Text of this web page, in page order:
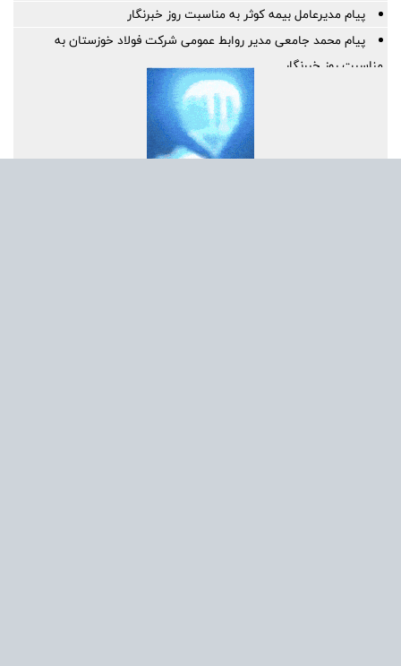
پیام مدیرعامل بیمه کوثر به مناسبت روز خبرنگار
پیام محمد جامعی مدیر روابط عمومی شرکت فولاد خوزستان به
مناسبت روز خبرنگار
پیام تبریک مدیرعامل بانک مسکن به مناسبت روز خبرنگار
پیام تبریک دبیر شورایعالی مناطق آزاد و ویژه اقتصادی به مناسبت روز